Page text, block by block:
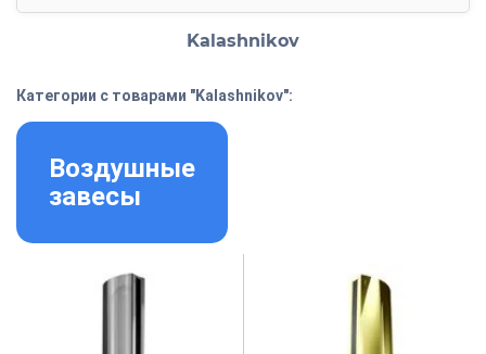
Kalashnikov
Категории с товарами "Kalashnikov":
Воздушные
завесы